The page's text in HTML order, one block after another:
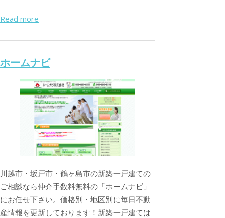
Read more
ホームナビ
川越市・坂戸市・鶴ヶ島市の新築一戸建ての
ご相談なら仲介手数料無料の「ホームナビ」
にお任せ下さい。価格別・地区別に毎日不動
産情報を更新しております！新築一戸建ては